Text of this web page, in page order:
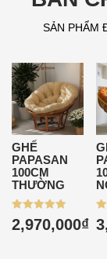
SẢN PHẨM
GHẾ
PAPASAN
100CM
THƯỜNG
Được xếp
hạng
2,970,000₫